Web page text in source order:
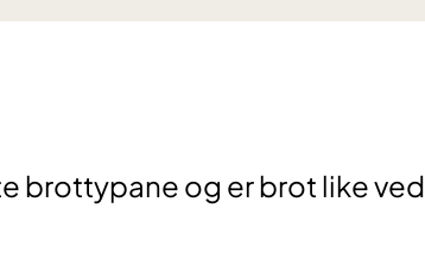
brottypane og er brot like ved